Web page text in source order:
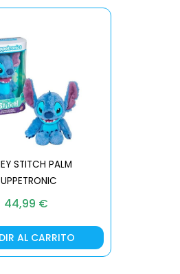
STITCH PALM
44,99 €
AL CARRITO